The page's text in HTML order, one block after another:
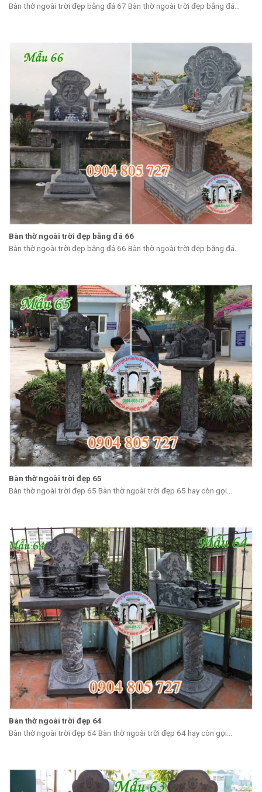
Bàn thờ ngoài trời đẹp bằng đá 67 Bàn thờ ngoài trời đẹp bằng đá...
Bàn thờ ngoài trời đẹp bằng đá 66
Bàn thờ ngoài trời đẹp bằng đá 66 Bàn thờ ngoài trời đẹp bằng đá...
Bàn thờ ngoài trời đẹp 65
Bàn thờ ngoài trời đẹp 65 Bàn thờ ngoài trời đẹp 65 hay còn gọi...
Bàn thờ ngoài trời đẹp 64
Bàn thờ ngoài trời đẹp 64 Bàn thờ ngoài trời đẹp 64 hay còn gọi...